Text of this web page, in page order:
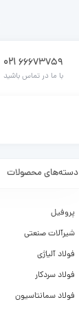
66673759
021
با ما در تماس باشید
دسته‌های محصولات
پروفیل
شیرآلات صنعتی
فولاد آلیاژی
فولاد سردکار
فولاد سمانتاسیون